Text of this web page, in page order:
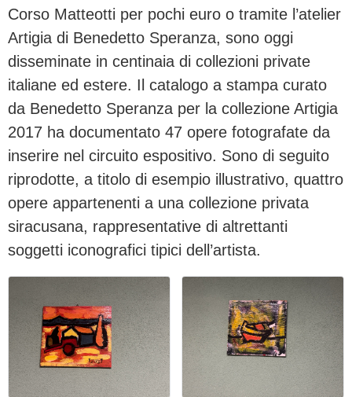
Corso Matteotti per pochi euro o tramite l’atelier
Artigia di Benedetto Speranza, sono oggi
disseminate in centinaia di collezioni private
italiane ed estere. Il catalogo a stampa curato
da Benedetto Speranza per la collezione Artigia
2017 ha documentato 47 opere fotografate da
inserire nel circuito espositivo. Sono di seguito
riprodotte, a titolo di esempio illustrativo, quattro
opere appartenenti a una collezione privata
siracusana, rappresentative di altrettanti
soggetti iconografici tipici dell’artista.